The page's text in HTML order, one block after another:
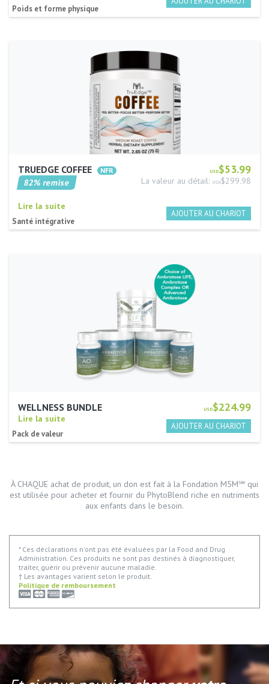
Poids et forme physique
USD$53.99
TRUEDGE COFFEE
La valeur au détail: USD$299.98
82% remise
Lire la suite
Santé intégrative
USD$224.99
WELLNESS BUNDLE
Lire la suite
Pack de valeur
À CHAQUE achat de produit, un don est fait à la Fondation M5M℠ qui
est utilisée pour acheter et fournir du PhytoBlend riche en nutriments
aux enfants dans le besoin.
* Ces déclarations n'ont pas été évaluées par la Food and Drug
Administration. Ces produits ne sont pas destinés à diagnostiquer,
traiter, guérir ou prévenir aucune maladie.
† Les avantages varient selon le produit.
Politique de remboursement